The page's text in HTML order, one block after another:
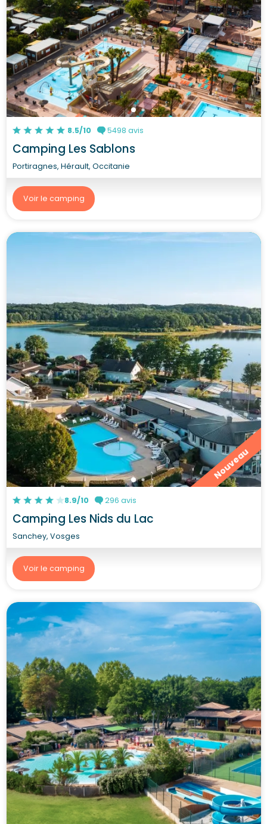
8.5/10 5498 avis
Camping Les Sablons
Portiragnes, Hérault, Occitanie
Voir le camping
Nouveau
8.9/10 296 avis
Camping Les Nids du Lac
Sanchey, Vosges
Voir le camping